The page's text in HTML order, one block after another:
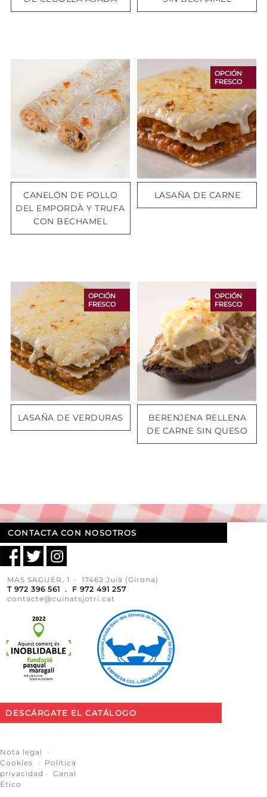
CANELÓN DE POLLO
DEL EMPORDÀ Y TRUFA
CON BECHAMEL
LASAÑA DE CARNE
OPCIÓN
FRESCO
LASAÑA DE VERDURAS
OPCIÓN
FRESCO
BERENJENA RELLENA
DE CARNE SIN QUESO
OPCIÓN
FRESCO
CONTACTA CON NOSOTROS
MAS SAGUER, 1 · 17462 Juià (Girona)
T 972 396 561 . F 972 491 257
contacte@cuinatsjotri.cat
DESCÁRGATE EL CATÁLOGO
Nota legal
·
Cookies · Política
privacidad · Canal
Ético